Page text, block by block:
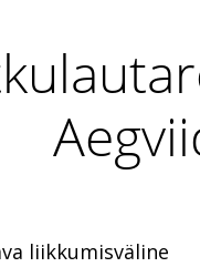
liikkumisväline